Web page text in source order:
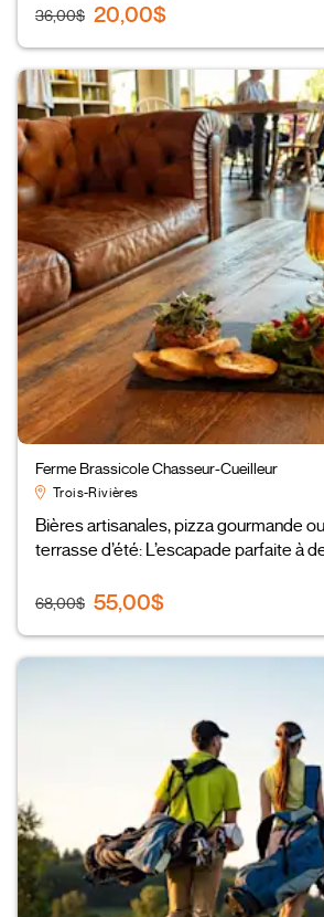
36,00$ 20,00$
Ferme Brassicole Chasseur-Cueilleur
Trois-Rivières
Bières artisanales, pizza gourmande
terrasse d’été: L’escapade parfaite à
68,00$ 55,00$